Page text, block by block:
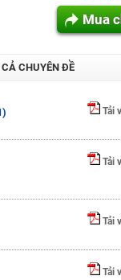
Mua
CHUYÊN ĐỀ
Tải
Tải
Tải
Tải